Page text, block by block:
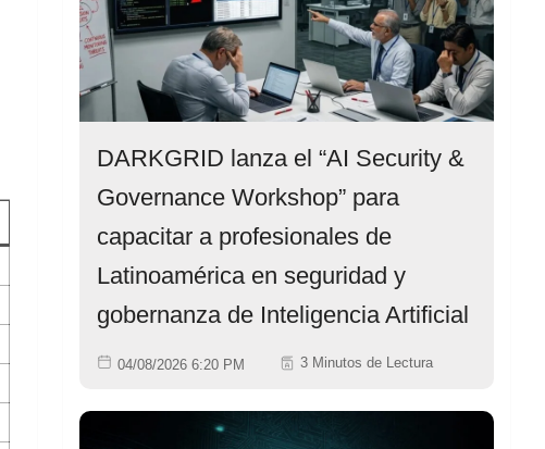
DARKGRID lanza el “AI Security &
Governance Workshop” para
capacitar a profesionales de
Latinoamérica en seguridad y
gobernanza de Inteligencia Artificial
04/08/2026 6:20 PM 3 Minutos de Lectura